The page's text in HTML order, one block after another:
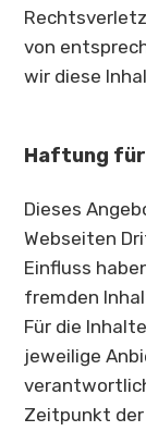
von
wir diese
Haftung
Dieses
Webseiten
Einfluss
fremden
Für die
jeweilige
Zeitpunkt der